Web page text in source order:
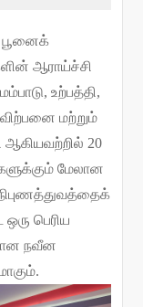
ஆராய்ச்சி
உற்பத்தி,
மற்றும்
ஆகியவற்றில் 20
மேலான
பெரிய
நவீன